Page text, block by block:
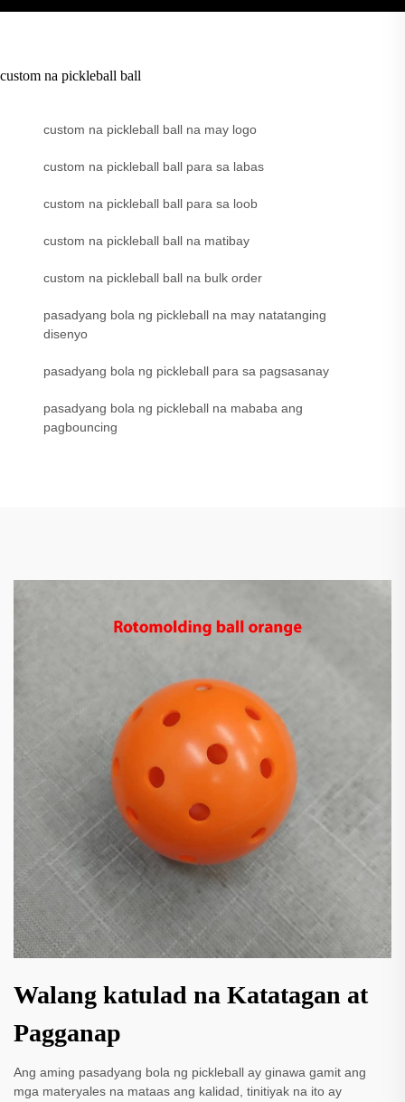
custom na pickleball ball
custom na pickleball ball na may logo
custom na pickleball ball para sa labas
custom na pickleball ball para sa loob
custom na pickleball ball na matibay
custom na pickleball ball na bulk order
pasadyang bola ng pickleball na may natatanging
disenyo
pasadyang bola ng pickleball para sa pagsasanay
pasadyang bola ng pickleball na mababa ang
pagbouncing
Walang katulad na Katatagan at
Pagganap
Ang aming pasadyang bola ng pickleball ay ginawa gamit ang
mga materyales na mataas ang kalidad, tinitiyak na ito ay